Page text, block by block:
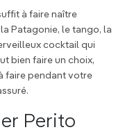
à faire naître
Patagonie, le tango, la
cocktail qui
bien faire un choix,
faire pendant votre
Perito